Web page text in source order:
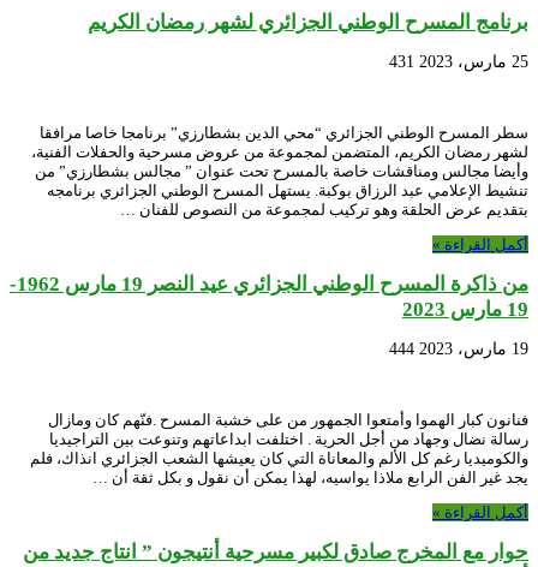
برنامج المسرح الوطني الجزائري لشهر رمضان الكريم
25 مارس، 2023 431
سطر المسرح الوطني الجزائري “محي الدين بشطارزي” برنامجا خاصا مرافقا
لشهر رمضان الكريم، المتضمن لمجموعة من عروض مسرحية والحفلات الفنية،
وأيضا مجالس ومناقشات خاصة بالمسرح تحت عنوان ” مجالس بشطارزي” من
تنشيط الإعلامي عبد الرزاق بوكبة. يستهل المسرح الوطني الجزائري برنامجه
بتقديم عرض الحلقة وهو تركيب لمجموعة من النصوص للفنان …
أكمل القراءة »
من ذاكرة المسرح الوطني الجزائري عيد النصر 19 مارس 1962-
19 مارس 2023
19 مارس، 2023 444
فنانون كبار الهموا وأمتعوا الجمهور من على خشبة المسرح .فنّهم كان ومازال
رسالة نضال وجهاد من أجل الحرية . اختلفت ابداعاتهم وتنوعت بين التراجيديا
والكوميديا رغم كل الألم والمعاناة التي كان يعيشها الشعب الجزائري انذاك، فلم
يجد غير الفن الرابع ملاذا يواسيه، لهذا يمكن أن نقول و بكل ثقة أن …
أكمل القراءة »
حوار مع المخرج صادق لكبير مسرحية أنتيجون ” انتاج جديد من